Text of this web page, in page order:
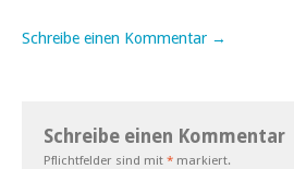
Schreibe einen Kommentar →
Schreibe einen Kommentar
Pflichtfelder sind mit * markiert.